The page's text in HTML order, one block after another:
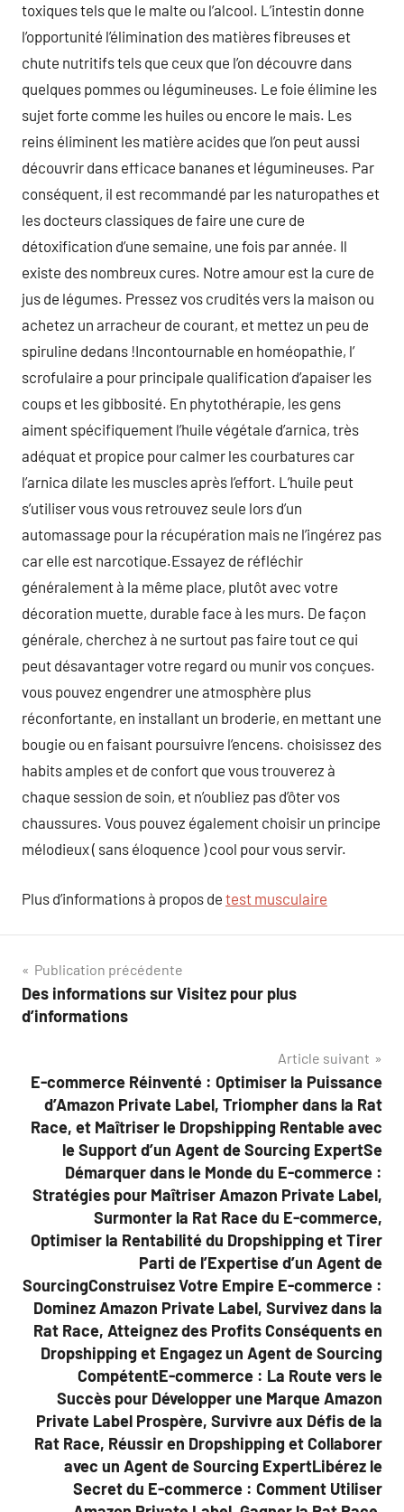
toxiques tels que le malte ou l’alcool. L’intestin donne
l’opportunité l’élimination des matières fibreuses et
chute nutritifs tels que ceux que l’on découvre dans
quelques pommes ou légumineuses. Le foie élimine les
sujet forte comme les huiles ou encore le mais. Les
reins éliminent les matière acides que l’on peut aussi
découvrir dans efficace bananes et légumineuses. Par
conséquent, il est recommandé par les naturopathes et
les docteurs classiques de faire une cure de
détoxification d’une semaine, une fois par année. Il
existe des nombreux cures. Notre amour est la cure de
jus de légumes. Pressez vos crudités vers la maison ou
achetez un arracheur de courant, et mettez un peu de
spiruline dedans !Incontournable en homéopathie, l’
scrofulaire a pour principale qualification d’apaiser les
coups et les gibbosité. En phytothérapie, les gens
aiment spécifiquement l’huile végétale d’arnica, très
adéquat et propice pour calmer les courbatures car
l’arnica dilate les muscles après l’effort. L’huile peut
s’utiliser vous vous retrouvez seule lors d’un
automassage pour la récupération mais ne l’ingérez pas
car elle est narcotique.Essayez de réfléchir
généralement à la même place, plutôt avec votre
décoration muette, durable face à les murs. De façon
générale, cherchez à ne surtout pas faire tout ce qui
peut désavantager votre regard ou munir vos conçues.
vous pouvez engendrer une atmosphère plus
réconfortante, en installant un broderie, en mettant une
bougie ou en faisant poursuivre l’encens. choisissez des
habits amples et de confort que vous trouverez à
chaque session de soin, et n’oubliez pas d’ôter vos
chaussures. Vous pouvez également choisir un principe
mélodieux ( sans éloquence ) cool pour vous servir.
Plus d’informations à propos de test musculaire
Navigation
de
Publication précédente
Des informations sur Visitez pour plus
d’informations
Article suivant
E-commerce Réinventé : Optimiser la Puissance
d’Amazon Private Label, Triompher dans la Rat
Race, et Maîtriser le Dropshipping Rentable avec
le Support d’un Agent de Sourcing ExpertSe
Démarquer dans le Monde du E-commerce :
Stratégies pour Maîtriser Amazon Private Label,
Surmonter la Rat Race du E-commerce,
Optimiser la Rentabilité du Dropshipping et Tirer
Parti de l’Expertise d’un Agent de
SourcingConstruisez Votre Empire E-commerce :
Dominez Amazon Private Label, Survivez dans la
Rat Race, Atteignez des Profits Conséquents en
Dropshipping et Engagez un Agent de Sourcing
CompétentE-commerce : La Route vers le
Succès pour Développer une Marque Amazon
Private Label Prospère, Survivre aux Défis de la
Rat Race, Réussir en Dropshipping et Collaborer
avec un Agent de Sourcing ExpertLibérez le
Secret du E-commerce : Comment Utiliser